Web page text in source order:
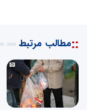
::مطالب مرتبط